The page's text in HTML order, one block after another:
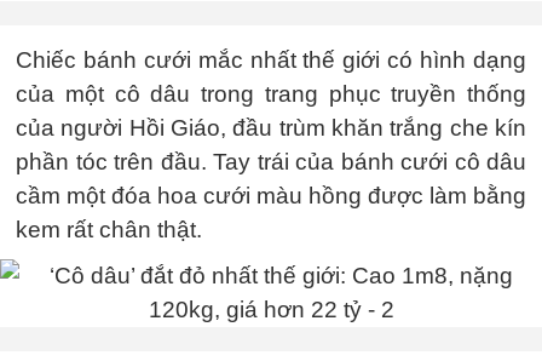
Chiếc bánh cưới mắc nhất thế giới có hình dạng
của một cô dâu trong trang phục truyền thống
của người Hồi Giáo, đầu trùm khăn trắng che kín
phần tóc trên đầu. Tay trái của bánh cưới cô dâu
cầm một đóa hoa cưới màu hồng được làm bằng
kem rất chân thật.